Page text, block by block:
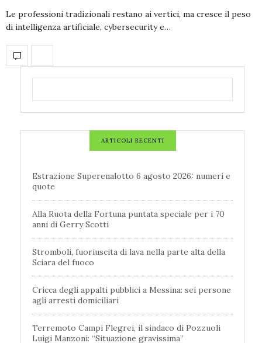
Le professioni tradizionali restano ai vertici, ma cresce il peso
di intelligenza artificiale, cybersecurity e…
ARTICOLI RECENTI
Estrazione Superenalotto 6 agosto 2026: numeri e
quote
Alla Ruota della Fortuna puntata speciale per i 70
anni di Gerry Scotti
Stromboli, fuoriuscita di lava nella parte alta della
Sciara del fuoco
Cricca degli appalti pubblici a Messina: sei persone
agli arresti domiciliari
Terremoto Campi Flegrei, il sindaco di Pozzuoli
Luigi Manzoni: “Situazione gravissima”